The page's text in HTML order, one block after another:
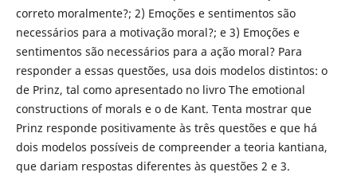
correto moralmente?; 2) Emoções e sentimentos são
necessários para a motivação moral?; e 3) Emoções e
sentimentos são necessários para a ação moral? Para
responder a essas questões, usa dois modelos distintos: o
de Prinz, tal como apresentado no livro The emotional
constructions of morals e o de Kant. Tenta mostrar que
Prinz responde positivamente às três questões e que há
dois modelos possíveis de compreender a teoria kantiana,
que dariam respostas diferentes às questões 2 e 3.